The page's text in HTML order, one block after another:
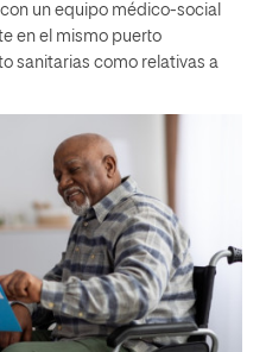
un equipo médico-social
en el mismo puerto
sanitarias como relativas a